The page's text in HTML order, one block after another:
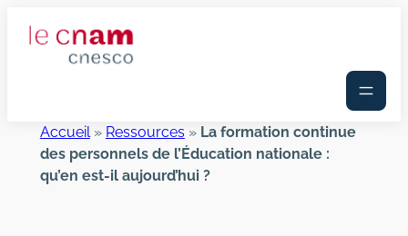
Accueil» Ressources» La formation continue
des personnels de l’Éducation nationale :
qu’en est-il aujourd’hui ?